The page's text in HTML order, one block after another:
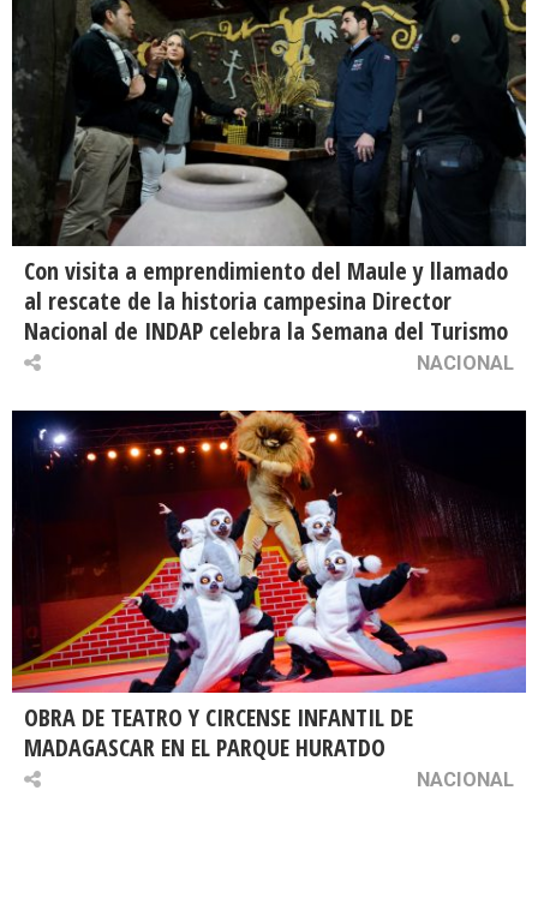
Con visita a emprendimiento del Maule y llamado
al rescate de la historia campesina Director
Nacional de INDAP celebra la Semana del Turismo
NACIONAL
OBRA DE TEATRO Y CIRCENSE INFANTIL DE
MADAGASCAR EN EL PARQUE HURATDO
NACIONAL